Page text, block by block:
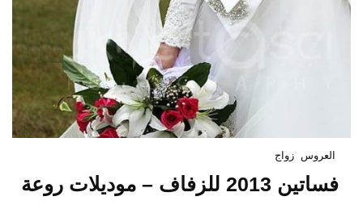
العروس زواج
فساتين 2013 للزفاف – موديلات روعة